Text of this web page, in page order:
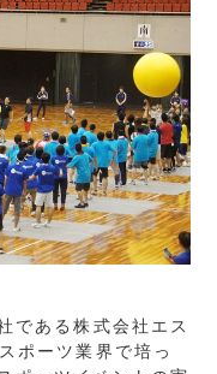
である株式会社エス
ポーツ業界で培っ